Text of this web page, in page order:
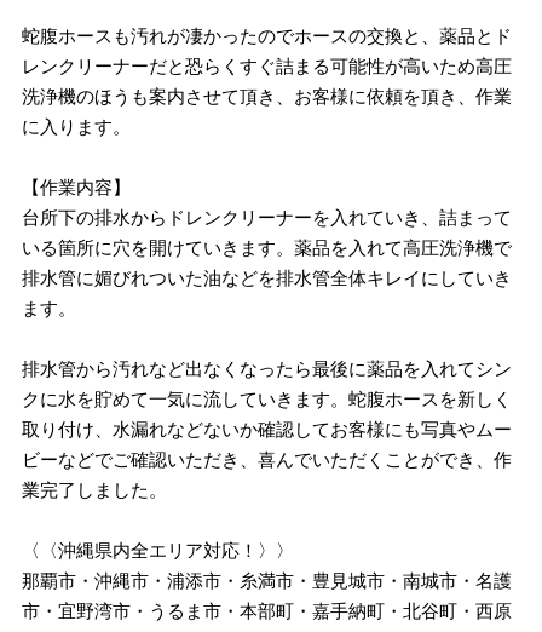
蛇腹ホースも汚れが凄かったのでホースの交換と、薬品とド
レンクリーナーだと恐らくすぐ詰まる可能性が高いため高圧
洗浄機のほうも案内させて頂き、お客様に依頼を頂き、作業
に入ります。
【作業内容】
台所下の排水からドレンクリーナーを入れていき、詰まって
いる箇所に穴を開けていきます。薬品を入れて高圧洗浄機で
排水管に媚びれついた油などを排水管全体キレイにしていき
ます。
排水管から汚れなど出なくなったら最後に薬品を入れてシン
クに水を貯めて一気に流していきます。蛇腹ホースを新しく
取り付け、水漏れなどないか確認してお客様にも写真やムー
ビーなどでご確認いただき、喜んでいただくことができ、作
業完了しました。
〈〈沖縄県内全エリア対応！〉〉
那覇市・沖縄市・浦添市・糸満市・豊見城市・南城市・名護
市・宜野湾市・うるま市・本部町・嘉手納町・北谷町・西原